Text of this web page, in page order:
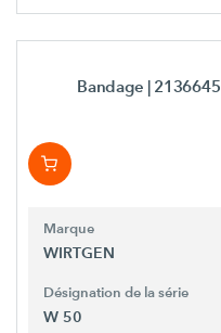
Bandage | 2136645
Marque
WIRTGEN
Désignation de la série
W 50